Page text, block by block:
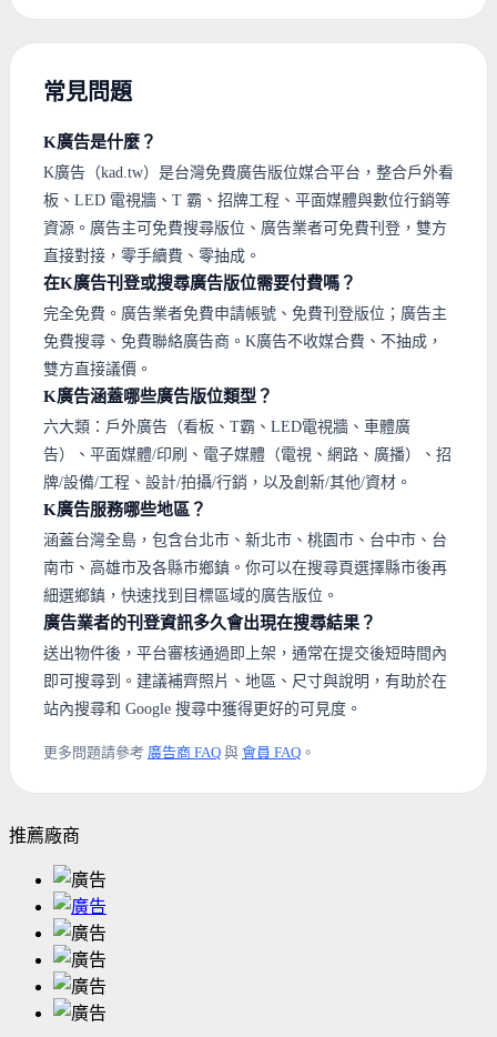
常見問題
K廣告是什麼？
K廣告（kad.tw）是台灣免費廣告版位媒合平台，整合戶外看
板、LED 電視牆、T 霸、招牌工程、平面媒體與數位行銷等
資源。廣告主可免費搜尋版位、廣告業者可免費刊登，雙方
直接對接，零手續費、零抽成。
在K廣告刊登或搜尋廣告版位需要付費嗎？
完全免費。廣告業者免費申請帳號、免費刊登版位；廣告主
免費搜尋、免費聯絡廣告商。K廣告不收媒合費、不抽成，
雙方直接議價。
K廣告涵蓋哪些廣告版位類型？
六大類：戶外廣告（看板、T霸、LED電視牆、車體廣
告）、平面媒體/印刷、電子媒體（電視、網路、廣播）、招
牌/設備/工程、設計/拍攝/行銷，以及創新/其他/資材。
K廣告服務哪些地區？
涵蓋台灣全島，包含台北市、新北市、桃園市、台中市、台
南市、高雄市及各縣市鄉鎮。你可以在搜尋頁選擇縣市後再
細選鄉鎮，快速找到目標區域的廣告版位。
廣告業者的刊登資訊多久會出現在搜尋結果？
送出物件後，平台審核通過即上架，通常在提交後短時間內
即可搜尋到。建議補齊照片、地區、尺寸與說明，有助於在
站內搜尋和 Google 搜尋中獲得更好的可見度。
更多問題請參考 廣告商 FAQ 與 會員 FAQ 。
推薦廠商